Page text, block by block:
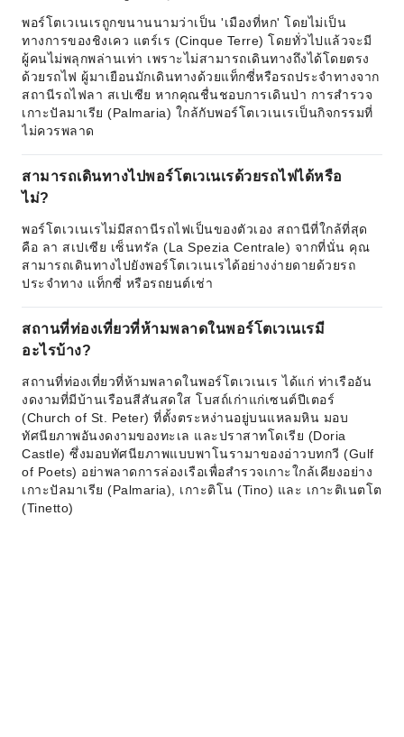
พอร์โตเวเนเรถูกขนานนามว่าเป็น 'เมืองที่หก' โดยไม่เป็น
ทางการของชิงเคว แตร์เร (Cinque Terre) โดยทั่วไปแล้วจะมี
ผู้คนไม่พลุกพล่านเท่า เพราะไม่สามารถเดินทางถึงได้โดยตรง
ด้วยรถไฟ ผู้มาเยือนมักเดินทางด้วยแท็กซี่หรือรถประจำทางจาก
สถานีรถไฟลา สเปเซีย หากคุณชื่นชอบการเดินป่า การสำรวจ
เกาะปัลมาเรีย (Palmaria) ใกล้กับพอร์โตเวเนเรเป็นกิจกรรมที่
ไม่ควรพลาด
สามารถเดินทางไปพอร์โตเวเนเรด้วยรถไฟได้หรือ
ไม่?
พอร์โตเวเนเรไม่มีสถานีรถไฟเป็นของตัวเอง สถานีที่ใกล้ที่สุด
คือ ลา สเปเซีย เซ็นทรัล (La Spezia Centrale) จากที่นั่น คุณ
สามารถเดินทางไปยังพอร์โตเวเนเรได้อย่างง่ายดายด้วยรถ
ประจำทาง แท็กซี่ หรือรถยนต์เช่า
สถานที่ท่องเที่ยวที่ห้ามพลาดในพอร์โตเวเนเรมี
อะไรบ้าง?
สถานที่ท่องเที่ยวที่ห้ามพลาดในพอร์โตเวเนเร ได้แก่ ท่าเรืออัน
งดงามที่มีบ้านเรือนสีสันสดใส โบสถ์เก่าแก่เซนต์ปีเตอร์
(Church of St. Peter) ที่ตั้งตระหง่านอยู่บนแหลมหิน มอบ
ทัศนียภาพอันงดงามของทะเล และปราสาทโดเรีย (Doria
Castle) ซึ่งมอบทัศนียภาพแบบพาโนรามาของอ่าวบทกวี (Gulf
of Poets) อย่าพลาดการล่องเรือเพื่อสำรวจเกาะใกล้เคียงอย่าง
เกาะปัลมาเรีย (Palmaria), เกาะติโน (Tino) และ เกาะติเนตโต
(Tinetto)